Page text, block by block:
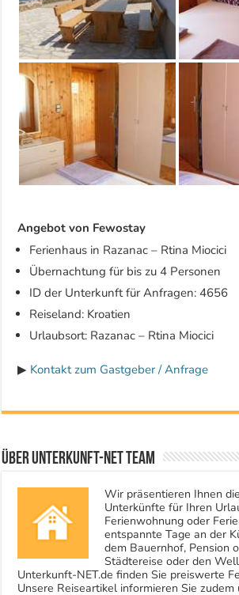
Angebot von Fewostay
Ferienhaus in Razanac – Rtina Miocici
Übernachtung für bis zu 4 Personen
ID der Unterkunft für Anfragen: 4656
Reiseland: Kroatien
Urlaubsort: Razanac – Rtina Miocici
▶ Kontakt zum Gastgeber / Anfrage
Über Unterkunft-NET Team
Wir präsentieren Ihnen
Unterkünfte für Ihren
Ferienwohnung oder
entspannte Tage an der
dem Bauernhof, Pension
Städtereise oder den
Unterkunft-NET.de finden Sie preiswerte
Unsere Reiseartikel informieren Sie zudem